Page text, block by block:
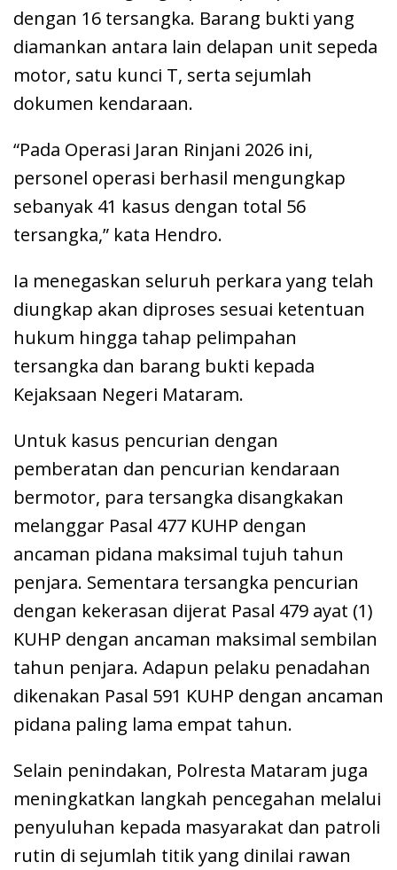
dengan 16 tersangka. Barang bukti yang
diamankan antara lain delapan unit sepeda
motor, satu kunci T, serta sejumlah
dokumen kendaraan.
“Pada Operasi Jaran Rinjani 2026 ini,
personel operasi berhasil mengungkap
sebanyak 41 kasus dengan total 56
tersangka,” kata Hendro.
Ia menegaskan seluruh perkara yang telah
diungkap akan diproses sesuai ketentuan
hukum hingga tahap pelimpahan
tersangka dan barang bukti kepada
Kejaksaan Negeri Mataram.
Untuk kasus pencurian dengan
pemberatan dan pencurian kendaraan
bermotor, para tersangka disangkakan
melanggar Pasal 477 KUHP dengan
ancaman pidana maksimal tujuh tahun
penjara. Sementara tersangka pencurian
dengan kekerasan dijerat Pasal 479 ayat (1)
KUHP dengan ancaman maksimal sembilan
tahun penjara. Adapun pelaku penadahan
dikenakan Pasal 591 KUHP dengan ancaman
pidana paling lama empat tahun.
Selain penindakan, Polresta Mataram juga
meningkatkan langkah pencegahan melalui
penyuluhan kepada masyarakat dan patroli
rutin di sejumlah titik yang dinilai rawan